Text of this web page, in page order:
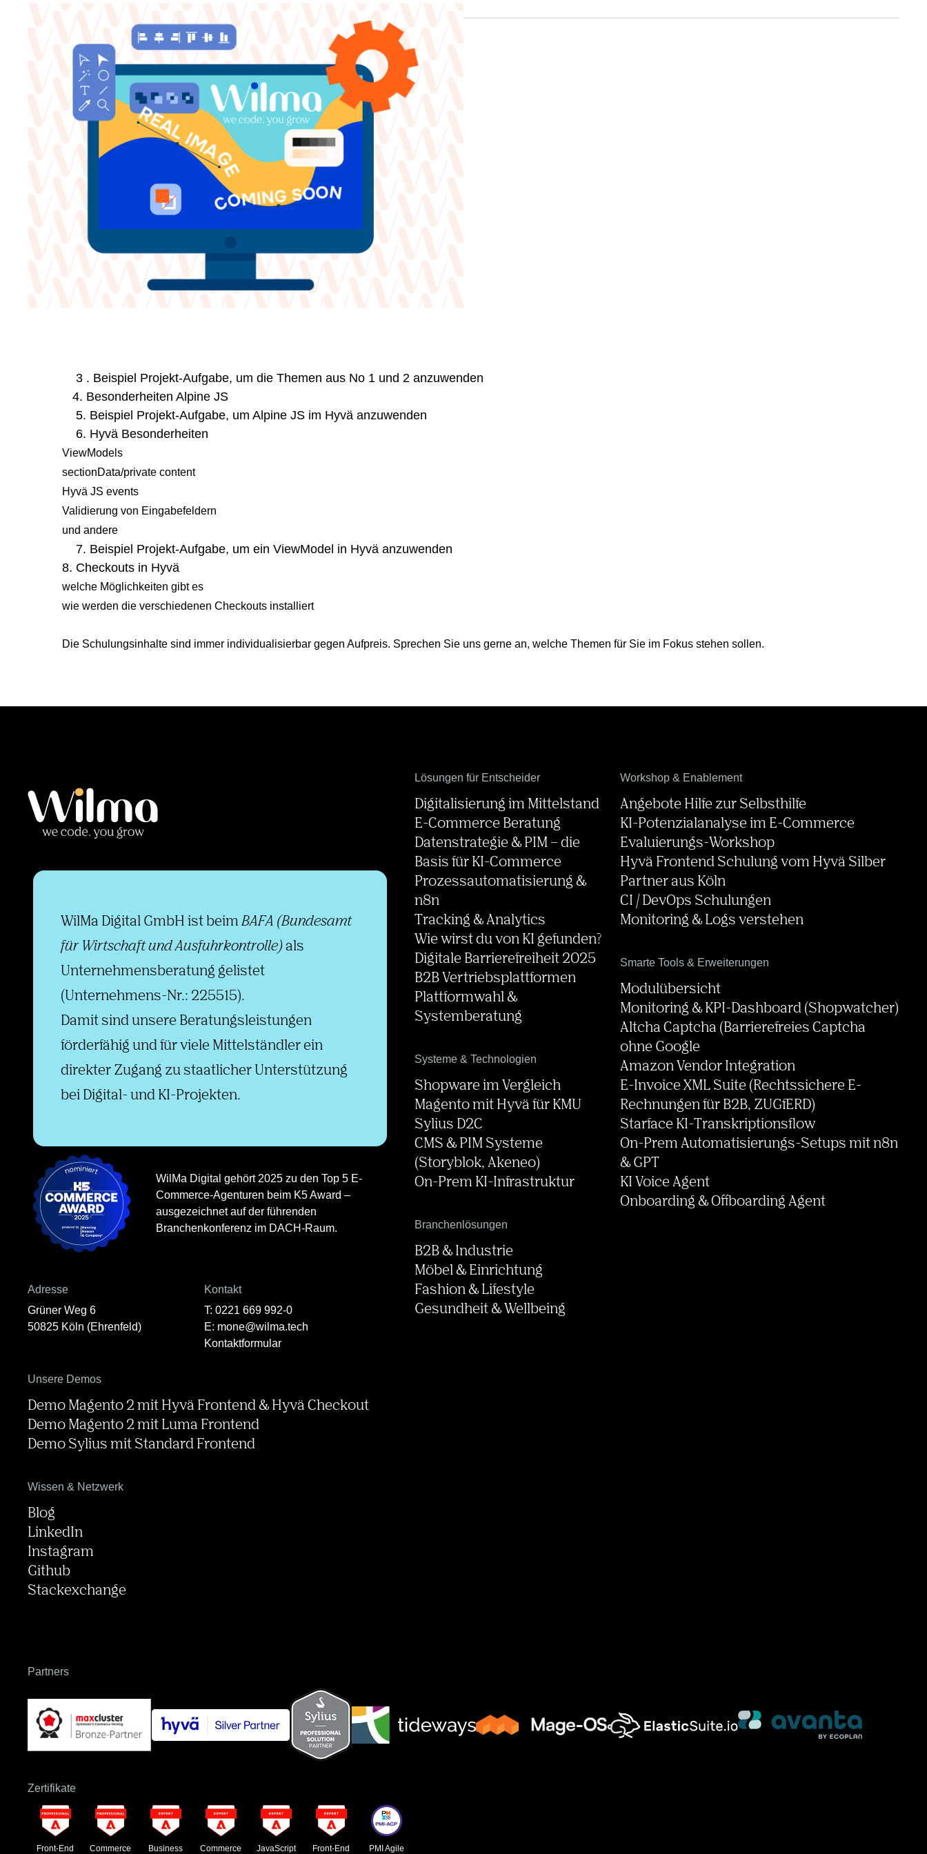
Ein-Tages Schulung Remote
Termine nach Absprache
Vor Ort Schulung z.B. bei uns in den Agenturräumen möglich gegen Aufpreis
Gruppenschulung für 4 - 6 Personen
Preis pro Teilnehmer
Inhalt der Schulung
1. Getting Started:
Einleitung in Hyvä Themes
Hyvä im Magento Admin Panel
Lokale Entwicklungsumgebung
3 . Beispiel Projekt-Aufgabe, um die Themen aus No 1 und 2 anzuwenden
4. Besonderheiten Alpine JS
5. Beispiel Projekt-Aufgabe, um Alpine JS im Hyvä anzuwenden
6. Hyvä Besonderheiten
ViewModels
sectionData/private content
Hyvä JS events
Validierung von Eingabefeldern
und andere
7. Beispiel Projekt-Aufgabe, um ein ViewModel in Hyvä anzuwenden
8. Checkouts in Hyvä
welche Möglichkeiten gibt es
wie werden die verschiedenen Checkouts installiert
Die Schulungsinhalte sind immer individualisierbar gegen Aufpreis. Sprechen Sie uns gerne an, welche Themen für Sie im Fokus stehen sollen.
WilMa Digital GmbH ist beim BAFA (Bundesamt
für Wirtschaft und Ausfuhrkontrolle) als
Unternehmensberatung gelistet
(Unternehmens-Nr.: 225515).
Damit sind unsere Beratungsleistungen
förderfähig und für viele Mittelständler ein
direkter Zugang zu staatlicher Unterstützung
bei Digital- und KI-Projekten.
WilMa Digital gehört 2025 zu den Top 5 E-
Commerce-Agenturen beim K5 Award –
ausgezeichnet auf der führenden
Branchenkonferenz im DACH-Raum.
Adresse
Grüner Weg 6
50825 Köln (Ehrenfeld)
Kontakt
T: 0221 669 992-0
E: mone@wilma.tech
Kontaktformular
Unsere Demos
Demo Magento 2 mit Hyvä Frontend & Hyvä Checkout
Demo Magento 2 mit Luma Frontend
Demo Sylius mit Standard Frontend
Wissen & Netzwerk
Blog
LinkedIn
Instagram
Github
Stackexchange
Lösungen für Entscheider
Digitalisierung im Mittelstand
E-Commerce Beratung
Datenstrategie & PIM – die
Basis für KI-Commerce
Prozessautomatisierung &
n8n
Tracking & Analytics
Wie wirst du von KI gefunden?
Digitale Barrierefreiheit 2025
B2B Vertriebsplattformen
Plattformwahl &
Systemberatung
Systeme & Technologien
Shopware im Vergleich
Magento mit Hyvä für KMU
Sylius D2C
CMS & PIM Systeme
(Storyblok, Akeneo)
On-Prem KI-Infrastruktur
Branchenlösungen
B2B & Industrie
Möbel & Einrichtung
Fashion & Lifestyle
Gesundheit & Wellbeing
Workshop & Enablement
Angebote Hilfe zur Selbsthilfe
KI-Potenzialanalyse im E-Commerce
Evaluierungs-Workshop
Hyvä Frontend Schulung vom Hyvä Silber
Partner aus Köln
CI / DevOps Schulungen
Monitoring & Logs verstehen
Smarte Tools & Erweiterungen
Modulübersicht
Monitoring & KPI-Dashboard (Shopwatcher)
Altcha Captcha (Barrierefreies Captcha
ohne Google
Amazon Vendor Integration
E-Invoice XML Suite (Rechtssichere E-
Rechnungen für B2B, ZUGfERD)
Starface KI-Transkriptionsflow
On-Prem Automatisierungs-Setups mit n8n
& GPT
KI Voice Agent
Onboarding & Offboarding Agent
Partners
Zertifikate
Front-End Commerce Business Commerce JavaScript Front-End PMI Agile